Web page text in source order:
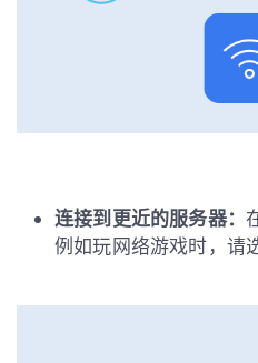
连接到更近的服务器：
例如玩网络游戏时，请